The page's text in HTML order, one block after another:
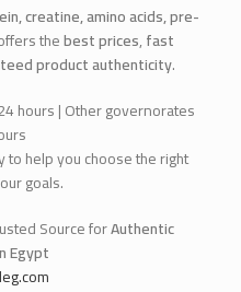
creatine, amino acids, pre-
thebest prices,fast
product authenticity.
hours | Other governorates
to help you choose the right
goals.
Source forAuthentic
Egypt